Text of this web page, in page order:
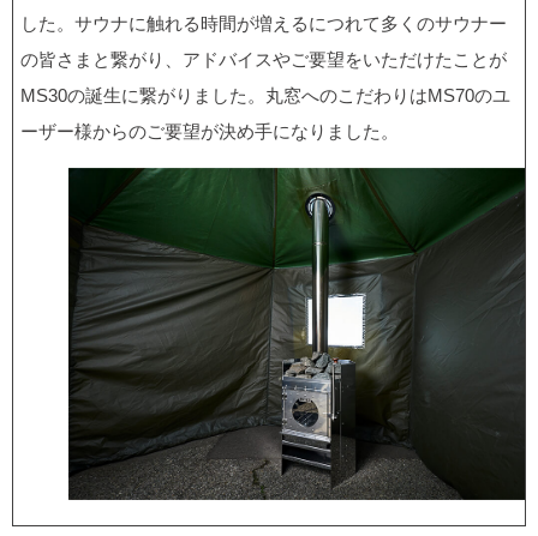
した。サウナに触れる時間が増えるにつれて多くのサウナー
の皆さまと繋がり、アドバイスやご要望をいただけたことが
MS30の誕生に繋がりました。丸窓へのこだわりはMS70のユ
ーザー様からのご要望が決め手になりました。